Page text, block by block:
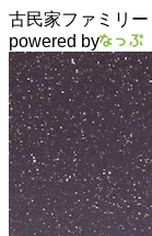
古民家ファミリ
powered by